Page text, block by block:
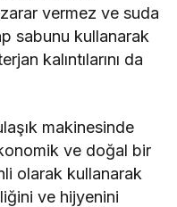
vermez ve suda
sabunu kullanarak
kalıntılarını da
makinesinde
ve doğal bir
olarak kullanarak
ve hijyenini